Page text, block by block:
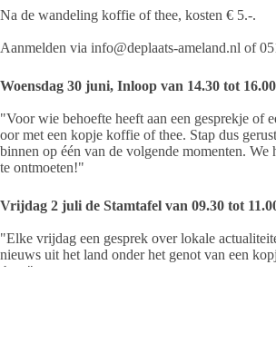
Na de wandeling koffie of thee, kosten € 5.-.
Aanmelden via info@deplaats-ameland.nl of
Woensdag 30 juni, Inloop van 14.30 tot 16.00
"Voor wie behoefte heeft aan een gesprekje of
oor met een kopje koffie of thee. Stap dus
binnen op één van de volgende momenten. We
te ontmoeten!"
Vrijdag 2 juli de Stamtafel van 09.30 tot
"Elke vrijdag een gesprek over lokale
nieuws uit het land onder het genot van een
thee."